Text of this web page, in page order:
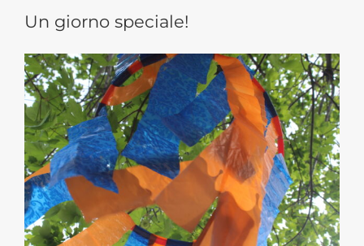
Un giorno speciale!
View
Larger
Image